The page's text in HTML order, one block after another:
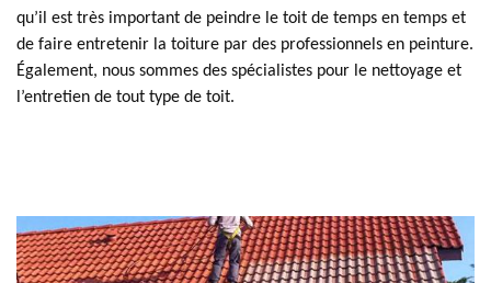
qu’il est très important de peindre le toit de temps en temps et
de faire entretenir la toiture par des professionnels en peinture.
Également, nous sommes des spécialistes pour le nettoyage et
l’entretien de tout type de toit.